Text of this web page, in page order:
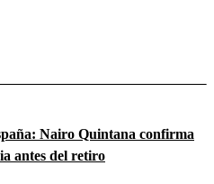
Nairo Quintana confirma
antes del retiro